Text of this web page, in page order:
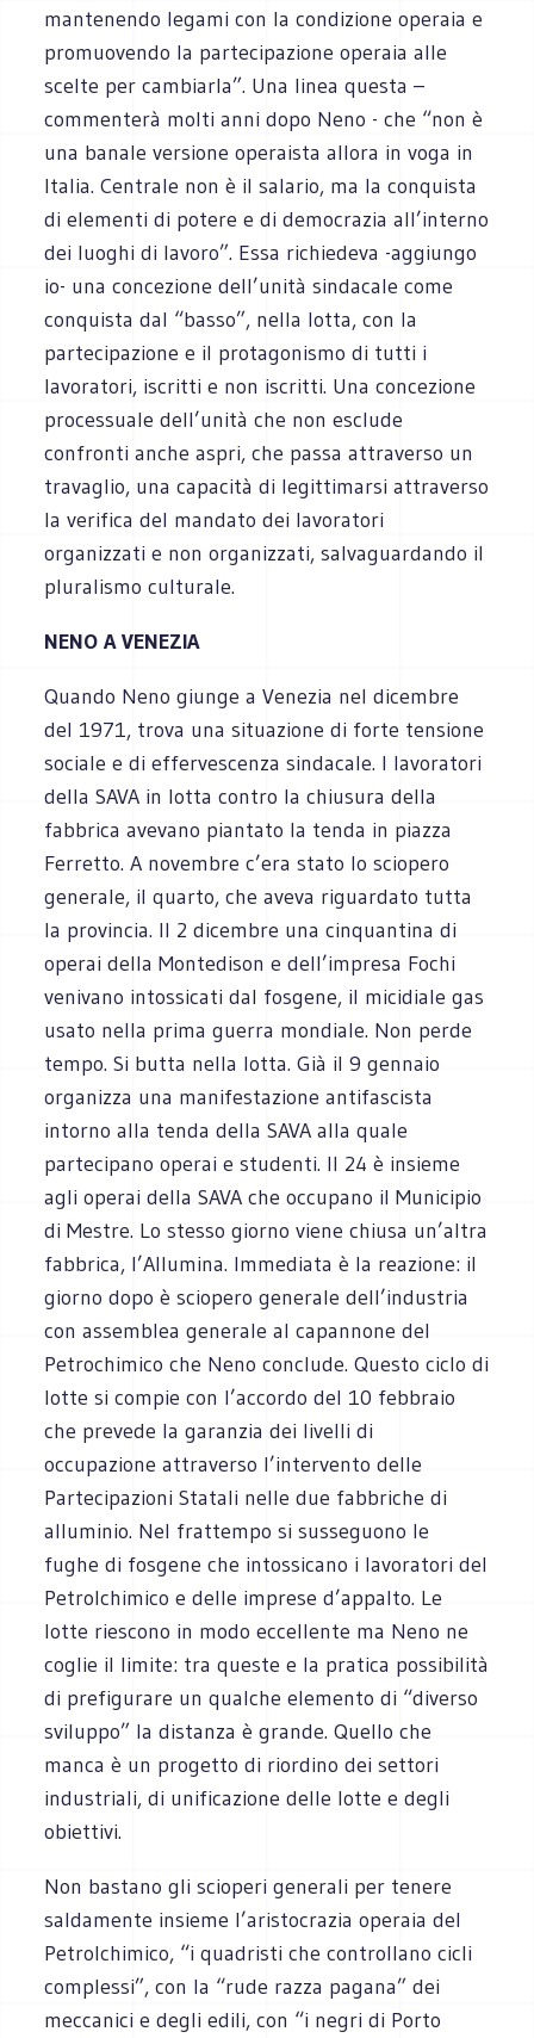
mantenendo legami con la condizione operaia e
promuovendo la partecipazione operaia alle
scelte per cambiarla”. Una linea questa –
commenterà molti anni dopo Neno - che “non è
una banale versione operaista allora in voga in
Italia. Centrale non è il salario, ma la conquista
di elementi di potere e di democrazia all’interno
dei luoghi di lavoro”. Essa richiedeva -aggiungo
io- una concezione dell’unità sindacale come
conquista dal “basso”, nella lotta, con la
partecipazione e il protagonismo di tutti i
lavoratori, iscritti e non iscritti. Una concezione
processuale dell’unità che non esclude
confronti anche aspri, che passa attraverso un
travaglio, una capacità di legittimarsi attraverso
la verifica del mandato dei lavoratori
organizzati e non organizzati, salvaguardando il
pluralismo culturale.
NENO A VENEZIA
Quando Neno giunge a Venezia nel dicembre
del 1971, trova una situazione di forte tensione
sociale e di effervescenza sindacale. I lavoratori
della SAVA in lotta contro la chiusura della
fabbrica avevano piantato la tenda in piazza
Ferretto. A novembre c’era stato lo sciopero
generale, il quarto, che aveva riguardato tutta
la provincia. Il 2 dicembre una cinquantina di
operai della Montedison e dell’impresa Fochi
venivano intossicati dal fosgene, il micidiale gas
usato nella prima guerra mondiale. Non perde
tempo. Si butta nella lotta. Già il 9 gennaio
organizza una manifestazione antifascista
intorno alla tenda della SAVA alla quale
partecipano operai e studenti. Il 24 è insieme
agli operai della SAVA che occupano il Municipio
di Mestre. Lo stesso giorno viene chiusa un’altra
fabbrica, l’Allumina. Immediata è la reazione: il
giorno dopo è sciopero generale dell’industria
con assemblea generale al capannone del
Petrochimico che Neno conclude. Questo ciclo di
lotte si compie con l’accordo del 10 febbraio
che prevede la garanzia dei livelli di
occupazione attraverso l’intervento delle
Partecipazioni Statali nelle due fabbriche di
alluminio. Nel frattempo si susseguono le
fughe di fosgene che intossicano i lavoratori del
Petrolchimico e delle imprese d’appalto. Le
lotte riescono in modo eccellente ma Neno ne
coglie il limite: tra queste e la pratica possibilità
di prefigurare un qualche elemento di “diverso
sviluppo” la distanza è grande. Quello che
manca è un progetto di riordino dei settori
industriali, di unificazione delle lotte e degli
obiettivi.
Non bastano gli scioperi generali per tenere
saldamente insieme l’aristocrazia operaia del
Petrolchimico, “i quadristi che controllano cicli
complessi”, con la “rude razza pagana” dei
meccanici e degli edili, con “i negri di Porto